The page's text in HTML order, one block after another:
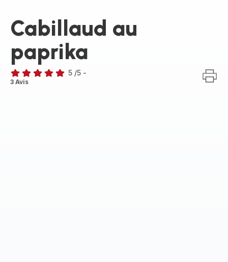
Cabillaud au
paprika
Avis
5 /5 -
3 Avis